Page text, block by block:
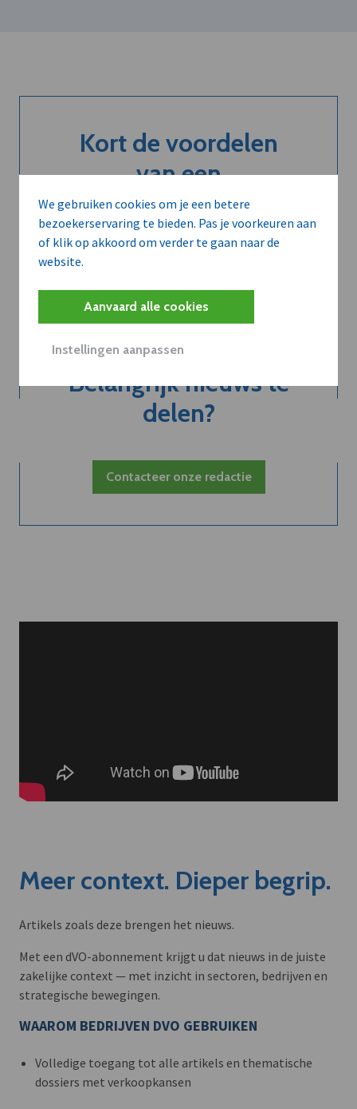
We gebruiken cookies om je een betere
bezoekerservaring te bieden. Pas je voorkeuren aan
of klik op akkoord om verder te gaan naar de
website.
Aanvaard alle cookies
Instellingen aanpassen
Kort de voordelen
van een
abonnement...
Belangrijk nieuws te
delen?
Contacteer onze redactie
Meer context. Dieper begrip.
Artikels zoals deze brengen het nieuws.
Met een dVO-abonnement krijgt u dat nieuws in de juiste
zakelijke context — met inzicht in sectoren, bedrijven en
strategische bewegingen.
WAAROM BEDRIJVEN DVO GEBRUIKEN
Volledige toegang tot alle artikels en thematische
dossiers met verkoopkansen